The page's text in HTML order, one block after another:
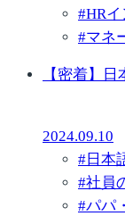
#HR
#マネ
【密着】
2024.09.10
# 日本
#社員
#パパ